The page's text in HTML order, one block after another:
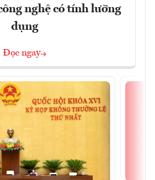
nghệ có tính lưỡng
dụng
Đọc ngay